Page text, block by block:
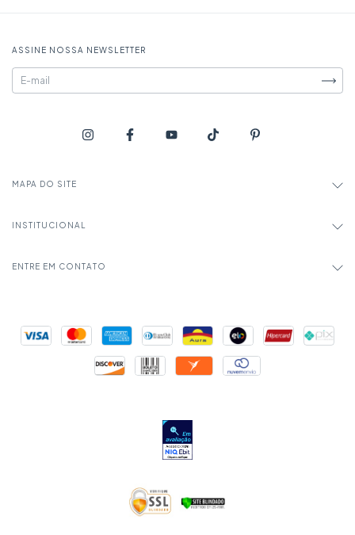
ASSINE NOSSA NEWSLETTER
MAPA DO SITE
INSTITUCIONAL
ENTRE EM CONTATO